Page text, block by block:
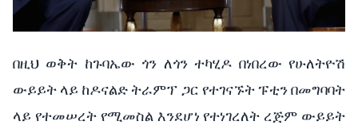
በዚህ ወቅት ከጉባኤው ጎን ለጎን ተካሂዶ በነበረው የሁለትዮሽ
ውይይት ላይ ከዶናልድ ትራምፕ ጋር የተገናኙት ፑቲን በመግባባት
ላይ የተመሠረት የሚመስል እንደሆነ የተነገረለት ረጅም ውይይት